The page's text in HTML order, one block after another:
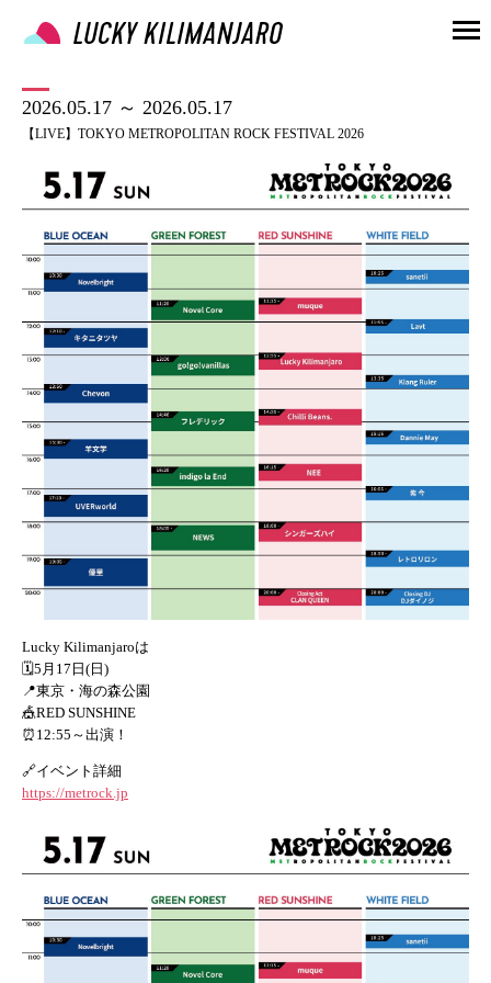
2026.05.17 ～ 2026.05.17
【LIVE】TOKYO METROPOLITAN ROCK FESTIVAL 2026
Lucky Kilimanjaroは
🗓️5月17日(日)
📍東京・海の森公園
🎪RED SUNSHINE
⏰ 12:55 ～出演！
🔗イベント詳細
https://metrock.jp